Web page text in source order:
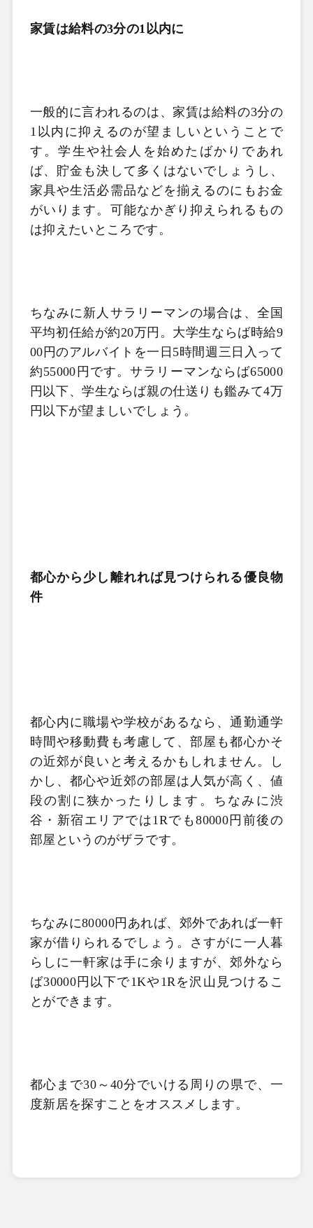
家賃は給料の3分の1以内に
一般的に言われるのは、家賃は給料の3分の
1 以内に抑えるのが望ましいということで
す。学生や社会人を始めたばかりであれ
ば、貯金も決して多くはないでしょうし、
家具や生活必需品などを揃えるのにもお金
がいります。可能なかぎり抑えられるもの
は抑えたいところです。
ちなみに新人サラリーマンの場合は、全国
平均初任給が約20万円。大学生ならば時給9
00 円のアルバイトを一日 5時間週三日入って
約55000 円です。サラリーマンならば65000
円以下、学生ならば親の仕送りも鑑みて4万
円以下が望ましいでしょう。
都心から少し離れれば見つけられる優良物
件
都心内に職場や学校があるなら、通勤通学
時間や移動費も考慮して、部屋も都心かそ
の近郊が良いと考えるかもしれません。し
かし、都心や近郊の部屋は人気が高く、値
段の割に狭かったりします。ちなみに渋
谷・新宿エリアでは1Rでも80000円前後の
部屋というのがザラです。
ちなみに80000円あれば、郊外であれば一軒
家が借りられるでしょう。さすがに一人暮
らしに一軒家は手に余りますが、郊外なら
ば30000円以下で1Kや 1R を沢山見つけるこ
とができます。
都心まで30～ 40分でいける周りの県で、一
度新居を探すことをオススメします。